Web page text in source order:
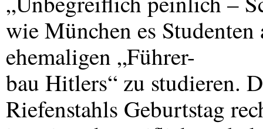
wie München es
ehemaligen „Führer-
bau Hitlers“ zu studieren.
Riefenstahls Geburtstag